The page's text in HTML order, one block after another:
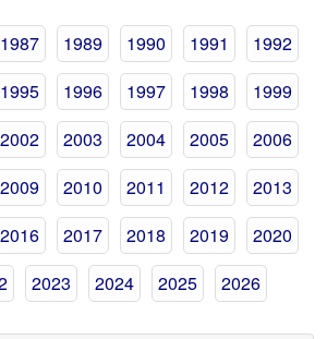
1987 1989 1990 1991
1992
1995 1996 1997 1998
1999
2002 2003 2004 2005
2006
2009 2010 2011 2012
2013
2016 2017 2018 2019
2020
2023 2024 2025 2026